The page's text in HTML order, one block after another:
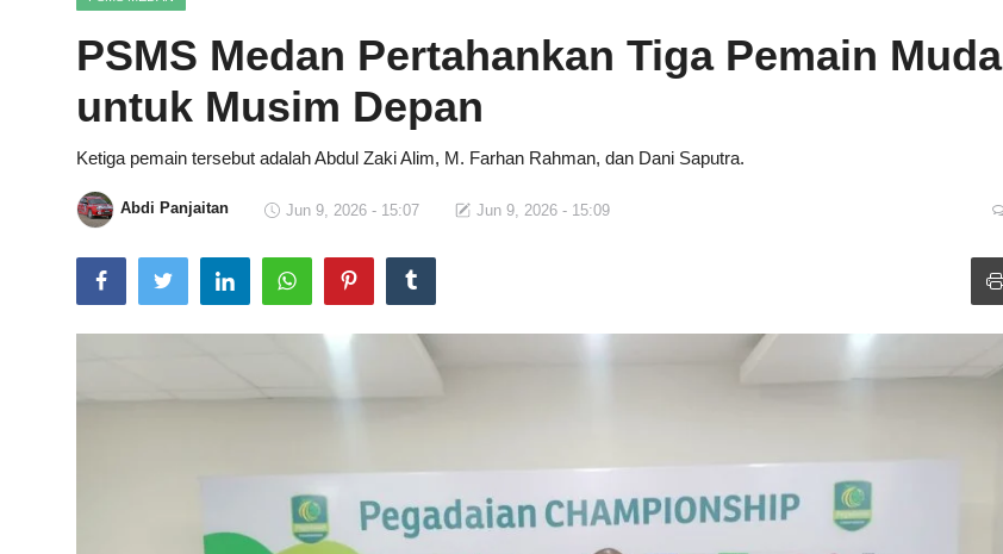
Sportainment
PSMS Medan Pertahankan Tiga Pemain Muda
untuk Musim Depan
Ketiga pemain tersebut adalah Abdul Zaki Alim, M. Farhan Rahman, dan Dani Saputra.
Abdi Panjaitan Jun 9, 2026 - 15:07 Jun 9, 2026 - 15:09